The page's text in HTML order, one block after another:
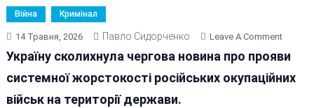
Війна Кримінал
14 Травня, 2026 Павло Сидорченко Leave A CommentOn
Злочин
Україну сколихнула чергова новина про прояви
системної жорстокості російських окупаційних
військ на території держави.